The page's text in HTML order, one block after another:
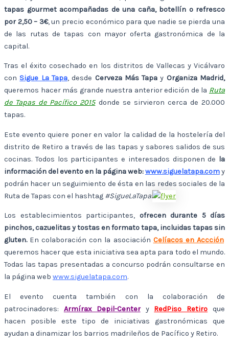
tapas gourmet acompañadas de una caña, botellín o refresco
por 2,50 – 3€, un precio económico para que nadie se pierda una
de las rutas de tapas con mayor oferta gastronómica de la
capital.
Tras el éxito cosechado en los distritos de Vallecas y Vicálvaro
con Sigue La Tapa, desde Cerveza Más Tapa y Organiza Madrid,
queremos hacer más grande nuestra anterior edición de la Ruta
de Tapas de Pacífico 2015donde se sirvieron cerca de 20.000
tapas.
Este evento quiere poner en valor la calidad de la hostelería del
distrito de Retiro a través de las tapas y sabores salidos de sus
cocinas. Todos los participantes e interesados disponen de la
información del evento en la página web:www.siguelatapa.comy
podrán hacer un seguimiento de ésta en las redes sociales de la
Ruta de Tapas con el hashtag #SigueLaTapa.
Los establecimientos participantes, ofrecen durante 5 días
pinchos, cazuelitas y tostas en formato tapa, incluidas tapas sin
gluten. En colaboración con la asociación Celíacos en Accción
queremos hacer que esta iniciativa sea apta para todo el mundo.
Todas las tapas presentadas a concurso podrán consultarse en
la página web www.siguelatapa.com.
El evento cuenta también con la colaboración de
patrocinadores: Armírax Depil-Centery RedPiso Retiro que
hacen posible este tipo de iniciativas gastronómicas que
ayudan a dinamizar los barrios madrileños de Pacífico y Retiro.